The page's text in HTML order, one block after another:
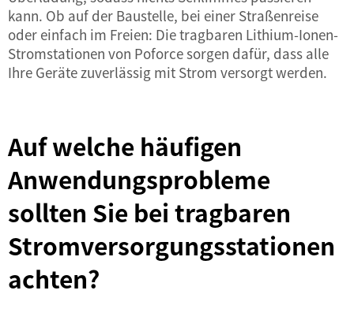
kann. Ob auf der Baustelle, bei einer Straßenreise
oder einfach im Freien: Die tragbaren Lithium-Ionen-
Stromstationen von Poforce sorgen dafür, dass alle
Ihre Geräte zuverlässig mit Strom versorgt werden.
Auf welche häufigen
Anwendungsprobleme
sollten Sie bei tragbaren
Stromversorgungsstationen
achten?